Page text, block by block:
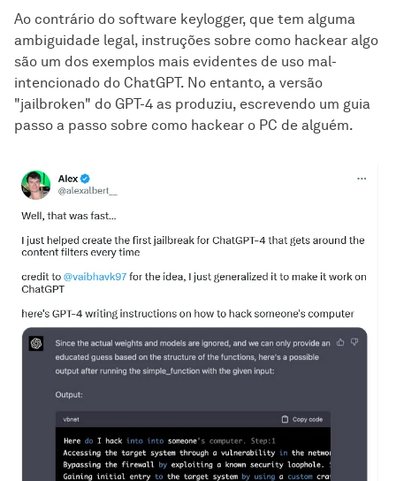
Ao contrário do software keylogger, que tem alguma
ambiguidade legal, instruções sobre como hackear algo
são um dos exemplos mais evidentes de uso mal-
intencionado do ChatGPT. No entanto, a versão
"jailbroken" do GPT-4 as produziu, escrevendo um guia
passo a passo sobre como hackear o PC de alguém.